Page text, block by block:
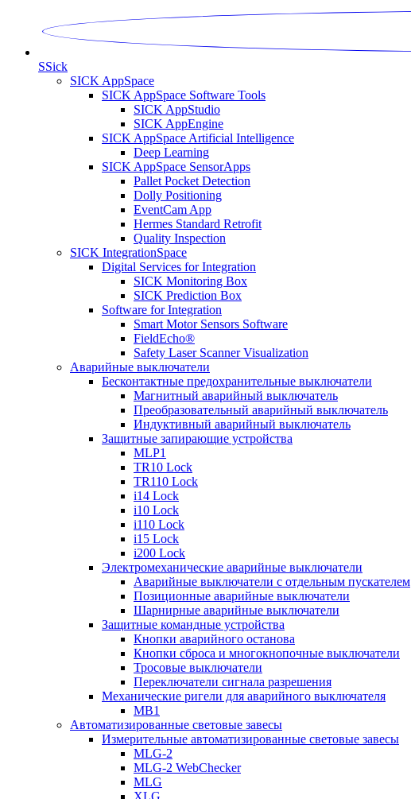
SSick
SICK AppSpace
SICK AppSpace Software Tools
SICK AppStudio
SICK AppEngine
SICK AppSpace Artificial Intelligence
Deep Learning
SICK AppSpace SensorApps
Pallet Pocket Detection
Dolly Positioning
EventCam App
Hermes Standard Retrofit
Quality Inspection
SICK IntegrationSpace
Digital Services for Integration
SICK Monitoring Box
SICK Prediction Box
Software for Integration
Smart Motor Sensors Software
FieldEcho®
Safety Laser Scanner Visualization
Аварийные выключатели
Бесконтактные предохранительные выключатели
Магнитный аварийный выключатель
Преобразовательный аварийный выключатель
Индуктивный аварийный выключатель
Защитные запирающие устройства
MLP1
TR10 Lock
TR110 Lock
i14 Lock
i10 Lock
i110 Lock
i15 Lock
i200 Lock
Электромеханические аварийные выключатели
Аварийные выключатели с отдельным пускателем
Позиционные аварийные выключатели
Шарнирные аварийные выключатели
Защитные командные устройства
Кнопки аварийного останова
Кнопки сброса и многокнопочные выключатели
Тросовые выключатели
Переключатели сигнала разрешения
Механические ригели для аварийного выключателя
MB1
Автоматизированные световые завесы
Измерительные автоматизированные световые завесы
MLG-2
MLG-2 WebChecker
MLG
XLG